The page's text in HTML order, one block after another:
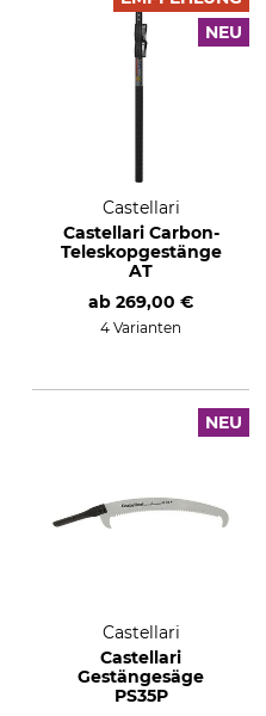
NEU
Castellari
Castellari Carbon-
Teleskopgestänge
AT
ab 269,00 €
4 Varianten
NEU
Castellari
Castellari
Gestängesäge
PS35P